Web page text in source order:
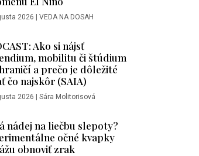
2026 | VEDA NA DOSAH
Ako si nájsť
mobilitu či štúdium
a prečo je dôležité
čo najskôr (SAIA)
2026 | Sára Molitorisová
nádej na liečbu slepoty?
očné kvapky
obnoviť zrak